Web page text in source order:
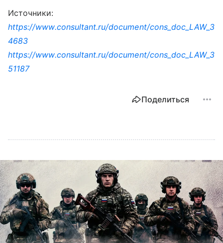
Источники:
https://www.consultant.ru/document/cons_doc_LAW_3
4683
https://www.consultant.ru/document/cons_doc_LAW_3
51187
Поделиться